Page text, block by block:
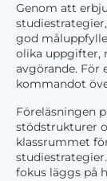
Genom att
god
olika uppgifter,
avgörande. För
kommandot
Föreläsningen
stödstrukturer
klassrummet
fokus läggs på